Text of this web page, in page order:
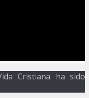
Cristiana ha sido